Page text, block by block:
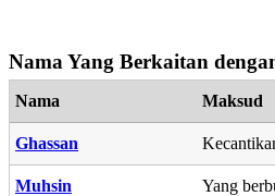
Nama Yang Berkaitan
Nama Maksud
Ghassan
Muhsin Yang